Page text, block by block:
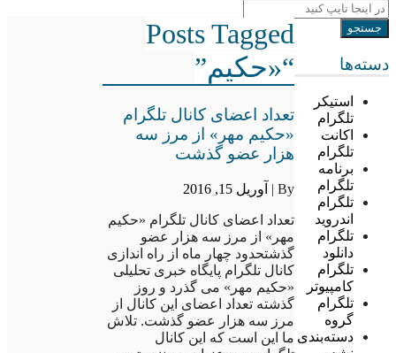
دسته‌ها
استیکر
تلگرام
اکانت
تلگرام
برنامه
تلگرام
تلگرام
اندروید
تلگرام
دانلود
تلگرام
کامپیوتر
تلگرام
گروه
دسته‌بندی
Posts Tagged
“«حکیم”
تعداد اعضای کانال تلگرام
«حکیم مهر» از مرز سه
هزار عضو گذشت
By | آوریل 15, 2016
تعداد اعضای کانال تلگرام «حکیم
مهر» از مرز سه هزار عضو
گذشتحدود چهار ماه از راه اندازی
کانال تلگرام پایگاه خبری تحلیلی
«حکیم مهر» می گذرد و روز
گذشته تعداد اعضای این کانال از
مرز سه هزار عضو گذشت. تلاش
ما این است که این کانال